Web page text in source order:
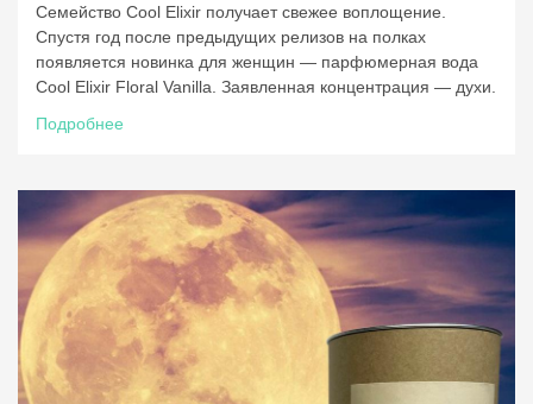
Cемейство Cool Elixir получает свежее воплощение.
Спустя год после предыдущих релизов на полках
появляется новинка для женщин — парфюмерная вода
Cool Elixir Floral Vanilla. Заявленная концентрация — духи.
Подробнее